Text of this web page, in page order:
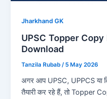
Jharkhand GK
UPSC Topper
Download
Tanzila Rubab/ 5 May 2026
अगर आप UPSC, UPPCS या
तैयारी कर रहे हैं, तो Topper